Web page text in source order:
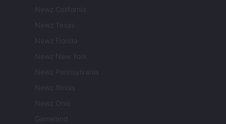
Newz California
Newz Texas
Newz Florida
Newz New York
Newz Pennsylvania
Newz Illinois
Newz Ohio
Gameland